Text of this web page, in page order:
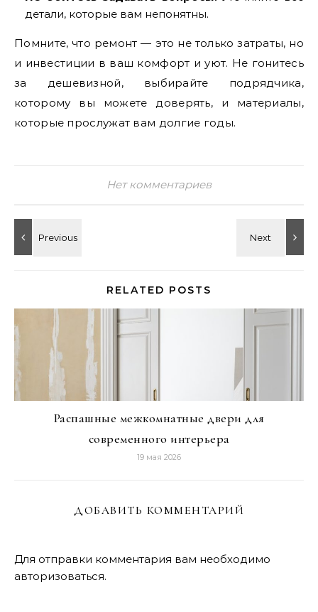
детали, которые вам непонятны.
Помните, что ремонт — это не только затраты, но
и инвестиции в ваш комфорт и уют. Не гонитесь
за дешевизной, выбирайте подрядчика,
которому вы можете доверять, и материалы,
которые прослужат вам долгие годы.
Нет комментариев
RELATED POSTS
Распашные межкомнатные двери для
современного интерьера
19 мая 2026
ДОБАВИТЬ КОММЕНТАРИЙ
Для отправки комментария вам необходимо
авторизоваться.